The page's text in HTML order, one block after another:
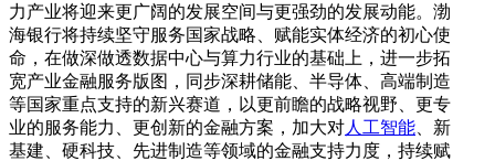
力产业将迎来更广阔的发展空间与更强劲的发展动能。渤
海银行将持续坚守服务国家战略、赋能实体经济的初心使
命，在做深做透数据中心与算力行业的基础上，进一步拓
宽产业金融服务版图，同步深耕储能、半导体、高端制造
等国家重点支持的新兴赛道，以更前瞻的战略视野、更专
业的服务能力、更创新的金融方案，加大对人工智能 、新
基建、硬科技、先进制造等领域的金融支持力度，持续赋